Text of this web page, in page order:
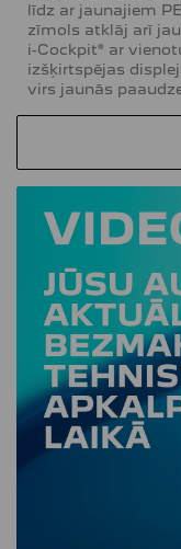
līdz ar jaunajiem
zīmols atklāj arī
i-Cockpit® ar
izšķirtspējas
virs jaunās